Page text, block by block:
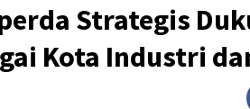
Strategis
Kota Industri